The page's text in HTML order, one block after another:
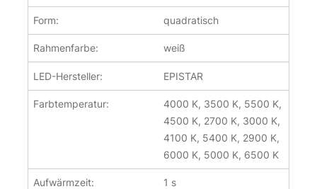
Form: quadratisch
Rahmenfarbe: weiß
LED-Hersteller: EPISTAR
Farbtemperatur:
4000 K, 3500 K, 5500 K,
4500 K, 2700 K, 3000 K,
4100 K, 5400 K, 2900 K,
6000 K, 5000 K, 6500 K
Aufwärmzeit: 1 s